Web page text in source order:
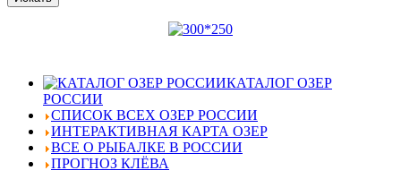
КАТАЛОГ ОЗЕР
РОССИИ
СПИСОК ВСЕХ ОЗЕР РОССИИ
ИНТЕРАКТИВНАЯ КАРТА ОЗЕР
ВСЕ О РЫБАЛКЕ В РОССИИ
ПРОГНОЗ КЛЁВА